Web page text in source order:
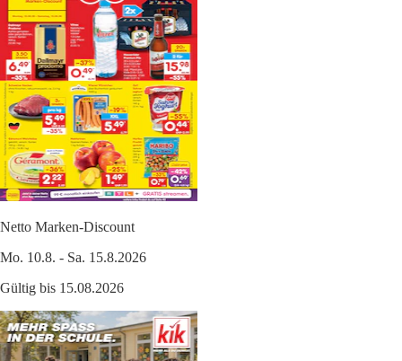
Netto Marken-Discount
Mo. 10.8. - Sa. 15.8.2026
Gültig bis 15.08.2026